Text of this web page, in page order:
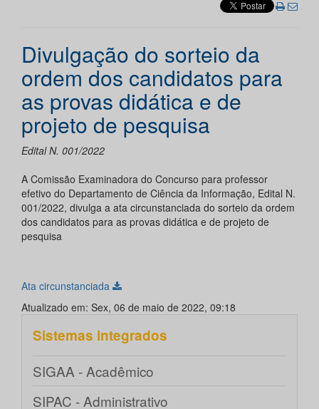
Divulgação do sorteio da
ordem dos candidatos para
as provas didática e de
projeto de pesquisa
Edital N. 001/2022
A Comissão Examinadora do Concurso para professor
efetivo do Departamento de Ciência da Informação, Edital N.
001/2022, divulga a ata circunstanciada do sorteio da ordem
dos candidatos para as provas didática e de projeto de
pesquisa
Ata circunstanciada
Atualizado em: Sex, 06 de maio de 2022, 09:18
Sistemas integrados
SIGAA - Acadêmico
SIPAC - Administrativo